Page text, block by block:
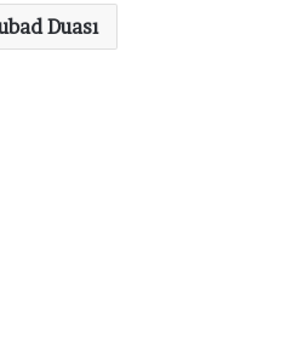
Duası